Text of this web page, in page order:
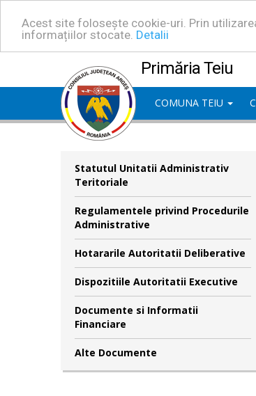
Acest site folosește cookie-uri. Prin
informațiilor stocate. Detalii
Primăria Teiu
COMUNA TEIU
Statutul Unitatii Administrativ
Teritoriale
Regulamentele privind Procedurile
Administrative
Hotararile Autoritatii Deliberative
Dispozitiile Autoritatii Executive
Documente si Informatii
Financiare
Alte Documente